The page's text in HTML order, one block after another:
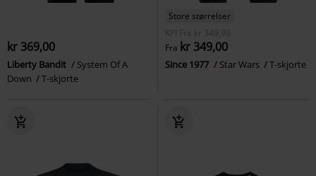
kr 369,00
Liberty Bandit
System Of A
Down
T-skjorte
Store størrelser
KPI
Fra kr 349,99
Fra kr 349,00
Since 1977 Star Wars T-skjorte